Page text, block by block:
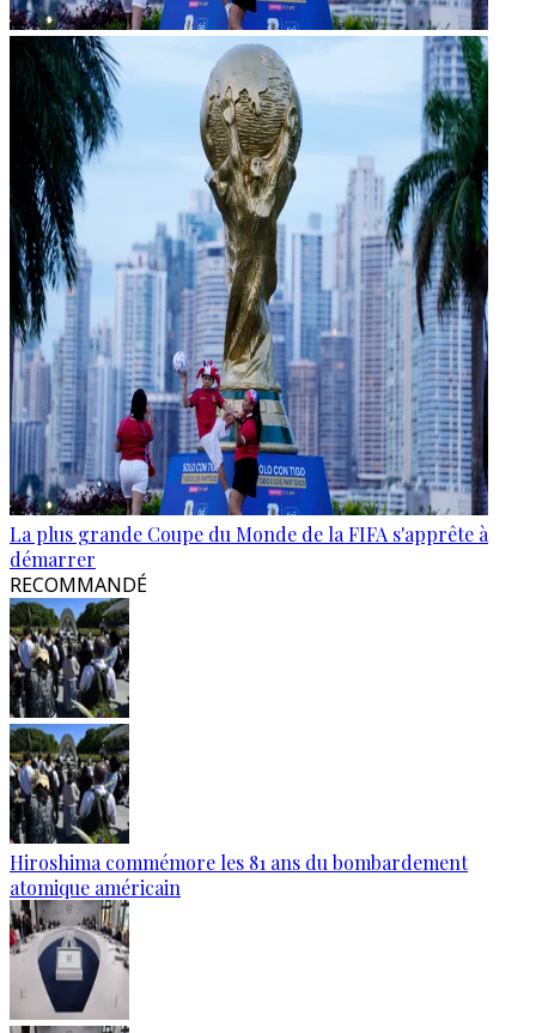
La plus grande Coupe du Monde de la FIFA s'apprête à
démarrer
RECOMMANDÉ
Hiroshima commémore les 81 ans du bombardement
atomique américain